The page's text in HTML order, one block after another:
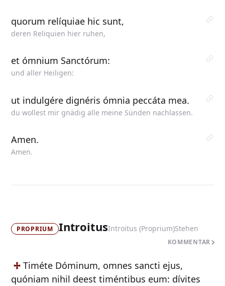
quorum relíquiae hic sunt,
deren Reliquien hier ruhen,
et ómnium Sanctórum:
und aller Heiligen:
ut indulgére dignéris ómnia peccáta mea.
du wollest mir gnädig alle meine Sünden nachlassen.
Amen.
Amen.
PROPRIUM IntroitusIntroitus (Proprium)Stehen
KOMMENTAR
TiméteDóminum, omnes sancti ejus,
quóniam nihil deest timéntibus eum: dívites